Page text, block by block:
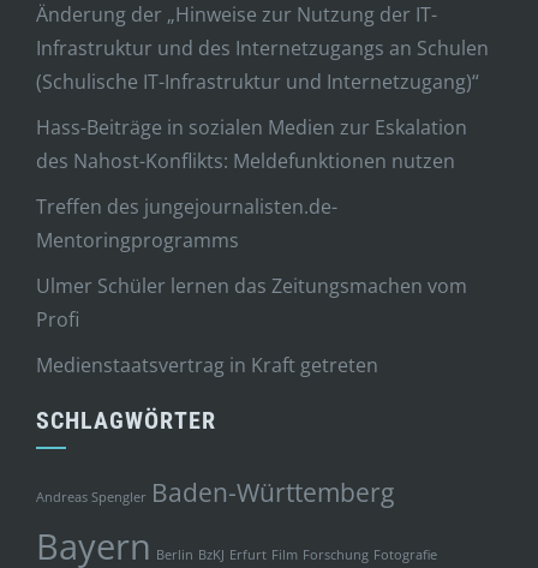
Änderung der „Hinweise zur Nutzung der IT-
Infrastruktur und des Internetzugangs an Schulen
(Schulische IT-Infrastruktur und Internetzugang)“
Hass-Beiträge in sozialen Medien zur Eskalation
des Nahost-Konflikts: Meldefunktionen nutzen
Treffen des jungejournalisten.de-
Mentoringprogramms
Ulmer Schüler lernen das Zeitungsmachen vom
Profi
Medienstaatsvertrag in Kraft getreten
SCHLAGWÖRTER
Andreas Spengler Baden-Württemberg
Bayern Berlin BzKJ Erfurt Film Forschung Fotografie